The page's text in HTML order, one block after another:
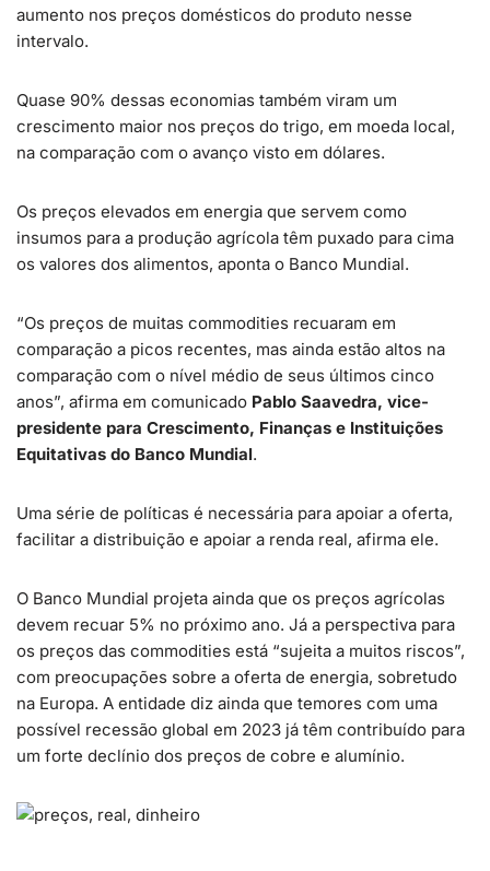
aumento nos preços domésticos do produto nesse
intervalo.
Quase 90% dessas economias também viram um
crescimento maior nos preços do trigo, em moeda local,
na comparação com o avanço visto em dólares.
Os preços elevados em energia que servem como
insumos para a produção agrícola têm puxado para cima
os valores dos alimentos, aponta o Banco Mundial.
“Os preços de muitas commodities recuaram em
comparação a picos recentes, mas ainda estão altos na
comparação com o nível médio de seus últimos cinco
anos”, afirma em comunicado Pablo Saavedra, vice-
presidente para Crescimento, Finanças e Instituições
Equitativas do Banco Mundial.
Uma série de políticas é necessária para apoiar a oferta,
facilitar a distribuição e apoiar a renda real, afirma ele.
O Banco Mundial projeta ainda que os preços agrícolas
devem recuar 5% no próximo ano. Já a perspectiva para
os preços das commodities está “sujeita a muitos riscos”,
com preocupações sobre a oferta de energia, sobretudo
na Europa. A entidade diz ainda que temores com uma
possível recessão global em 2023 já têm contribuído para
um forte declínio dos preços de cobre e alumínio.